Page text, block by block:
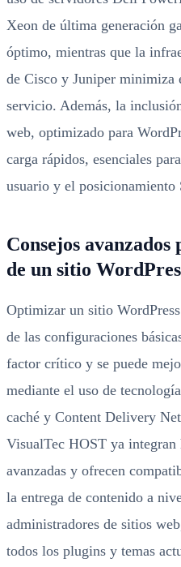
Xeon de última generación
óptimo, mientras que la
de Cisco y Juniper minimiza
servicio. Además, la
web, optimizado para
carga rápidos, esenciales
usuario y el posicionamiento
Consejos
de un sitio
Optimizar un sitio
de las configuraciones
factor crítico y se puede
mediante el uso de
caché y Content Delivery
VisualTec HOST ya integran
avanzadas y ofrecen
la entrega de contenido a
administradores de sitios
todos los plugins y temas